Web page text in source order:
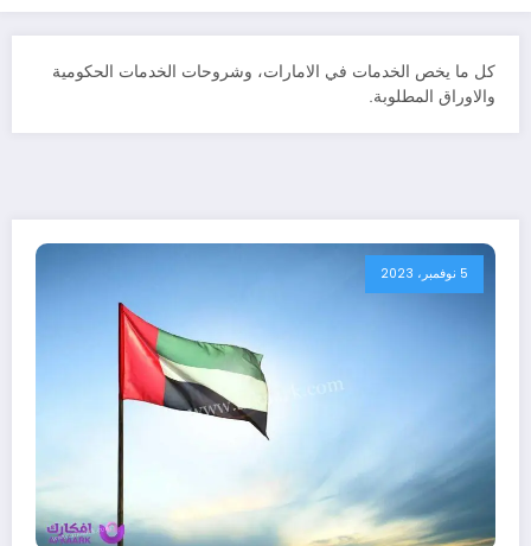
كل ما يخص الخدمات في الامارات، وشروحات الخدمات الحكومية
والاوراق المطلوبة.
5 نوفمبر، 2023